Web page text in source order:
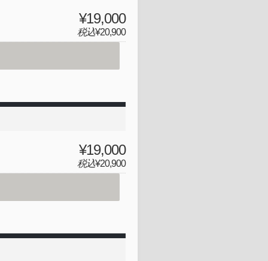
¥19,000
税込¥20,900
¥19,000
税込¥20,900